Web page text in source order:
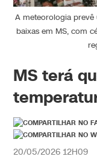
A meteorologia prevê
baixas em MS, com
MS terá
20/05/2026 12H09